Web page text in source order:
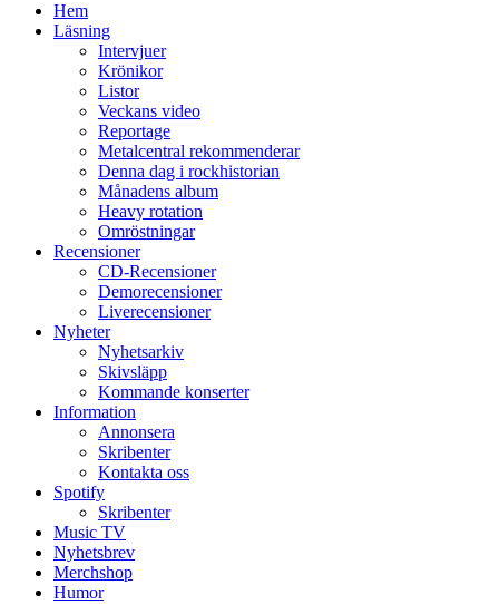
Hem
Läsning
Intervjuer
Krönikor
Listor
Veckans video
Reportage
Metalcentral rekommenderar
Denna dag i rockhistorian
Månadens album
Heavy rotation
Omröstningar
Recensioner
CD-Recensioner
Demorecensioner
Liverecensioner
Nyheter
Nyhetsarkiv
Skivsläpp
Kommande konserter
Information
Annonsera
Skribenter
Kontakta oss
Spotify
Skribenter
Music TV
Nyhetsbrev
Merchshop
Humor